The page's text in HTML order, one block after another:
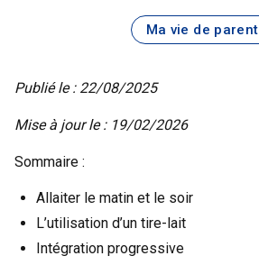
Ma vie de parent
Publié le : 22/08/2025
Mise à jour le : 19/02/2026
Sommaire :
Allaiter le matin et le soir
L’utilisation d’un tire-lait
Intégration progressive